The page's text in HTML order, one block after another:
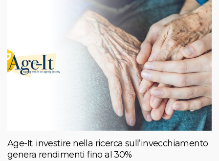
Age-It: investire nella ricerca sull’invecchiamento
genera rendimenti fino al 30%